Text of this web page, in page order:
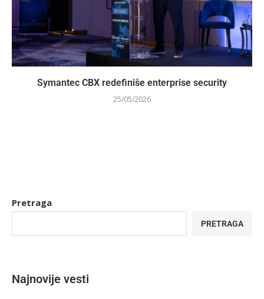
Symantec CBX redefiniše enterprise security
25/05/2026
Pretraga
PRETRAGA
Najnovije vesti